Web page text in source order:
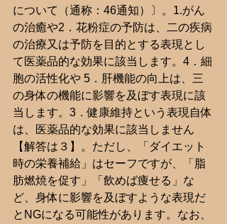
について（通称：46通知）〕。1.がん
の治癒や2．花粉症の予防は、二の疾病
の治療又は予防を目的とする表現とし
て医薬品的な効果に該当します。4．細
胞の活性化や 5．肝機能の向上は、三
の身体の機能に影響を及ぼす表現に該
当します。3．健康維持という表現自体
は、医薬品的な効果に該当しません
【解答は３】。ただし、「ダイエット
時の栄養補給」はセーフですが、「脂
肪燃焼を促す」「飲めば痩せる」な
ど、身体に影響を及ぼすような表現だ
とNGになる可能性があります。なお、